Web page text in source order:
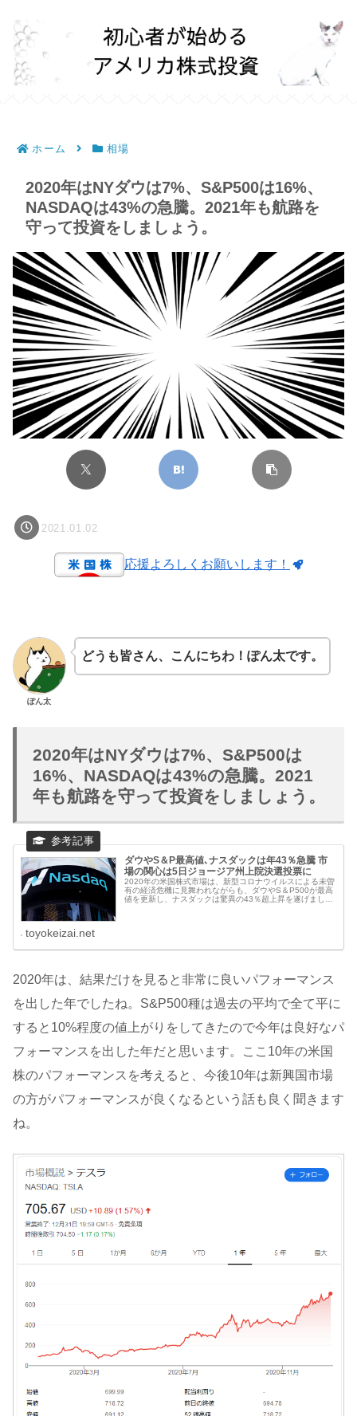
ホーム 相場
2020年はNYダウは7%、S&P500は16%、
NASDAQは43%の急騰。2021年も航路を
守って投資をしましょう。
2021.01.02
応援よろしくお願いします！
ぽん太
どうも皆さん、こんにちわ！ぽん太です。
2020年はNYダウは7%、S&P500は
16%、NASDAQは43%の急騰。2021
年も航路を守って投資をしましょう。
ダウやS＆P最高値､ナスダックは年43％急騰 市
場の関心は5日ジョージア州上院決選投票に
2020年の米国株式市場は、新型コロナウイルスによる未曽
有の経済危機に見舞われながらも、ダウやS＆P500が最高
値を更新し、ナスダックは驚異の43％超上昇を遂げまし
toyokeizai.net
2020年は、結果だけを見ると非常に良いパフォーマンス
を出した年でしたね。S&P500種は過去の平均で全て平に
すると10%程度の値上がりをしてきたので今年は良好なパ
フォーマンスを出した年だと思います。ここ10年の米国
株のパフォーマンスを考えると、今後10年は新興国市場
の方がパフォーマンスが良くなるという話も良く聞きます
ね。